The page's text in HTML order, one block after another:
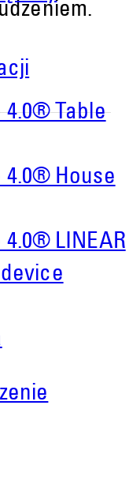
4.0® Table
4.0® House
4.0® LINEAR